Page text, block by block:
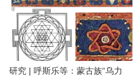
研究 | 呼斯乐等：蒙古族“乌力